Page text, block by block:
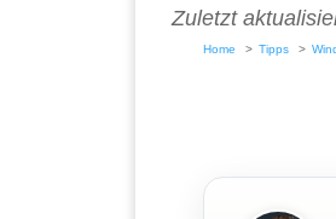
Zuletzt
Home Tipps